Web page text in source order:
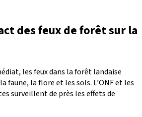
des feux de forêt sur la
les feux dans la forêt landaise
faune, la flore et les sols. L’ONF et les
surveillent de près les effets de